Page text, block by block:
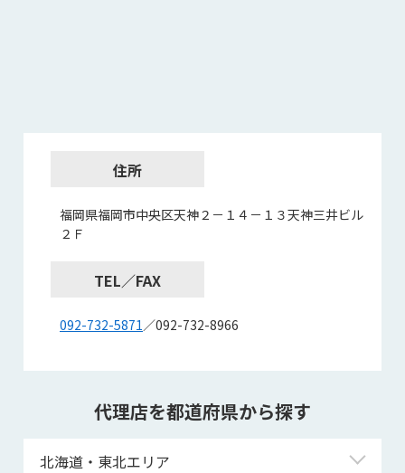
住所
福岡県福岡市中央区天神２－１４－１３天神三井ビル
２Ｆ
TEL／FAX
092-732-5871／092-732-8966
代理店を都道府県から探す
北海道・東北エリア